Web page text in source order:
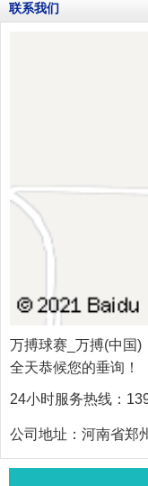
联系我们
万搏球赛_万搏(中国)
全天恭候您的垂询！
24小时服务热线：
公司地址： 河南省郑